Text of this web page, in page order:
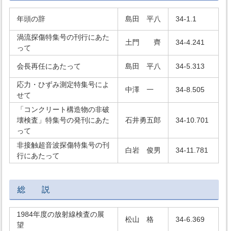
年頭の辞 島田 平八 34-1.1
渦流探傷特集号の刊行にあた
って
土門 齊 34-4.241
会長再任にあたって 島田 平八 34-5.313
応力・ひずみ測定特集号によ
せて
中澤 一 34-8.505
「コンクリート構造物の非破
壊検査」特集号の発刊にあた
って
石井勇五郎 34-10.701
非接触超音波探傷特集号の刊
行にあたって
白岩 俊男 34-11.781
総 説
1984年度の放射線検査の展
望
松山 格 34-6.369